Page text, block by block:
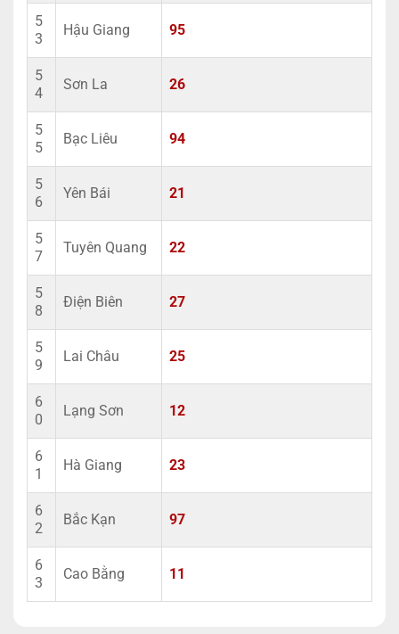
5
3
Hậu Giang 95
5
4
Sơn La 26
5
5
Bạc Liêu 94
5
6
Yên Bái 21
5
7
Tuyên Quang 22
5
8
Điện Biên 27
5
9
Lai Châu 25
6
0
Lạng Sơn 12
6
1
Hà Giang 23
6
2
Bắc Kạn 97
6
3
Cao Bằng 11